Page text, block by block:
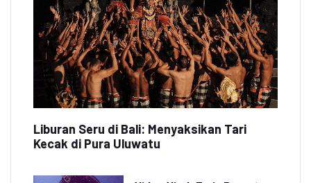
Liburan Seru di Bali: Menyaksikan Tari
Kecak di Pura Uluwatu